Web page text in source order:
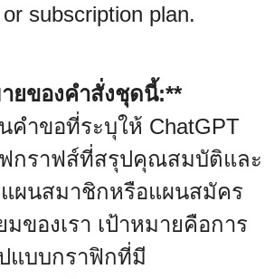
subscription plan.
ยของคำสั่งชุดนี้:**
คำขอที่ระบุให้ ChatGPT
กราฟส์ที่สรุปคุณสมบัติและ
ผนสมาชิกหรือแผนสมัคร
ของเรา เป้าหมายคือการ
แบบกราฟิกที่มี